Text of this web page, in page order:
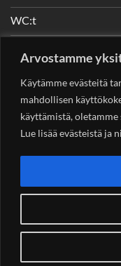
Arvostamme
Käytämme evästeitä
mahdollisen
käyttämistä, oletamme
Lue lisää evästeistä ja
WC:t
Nostimet
YHTEYSTIEDOT
Helsingin
00890 Helsinki 0400